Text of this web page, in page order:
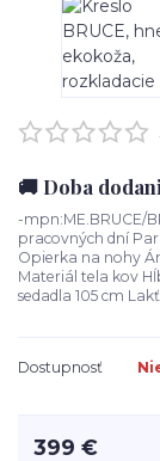
🚚 Doba
-mpn:ME.BRUCE/
pracovných dní
Opierka na nohy
Materiál tela kov
sedadla 105 cm
Dostupnosť
399 €